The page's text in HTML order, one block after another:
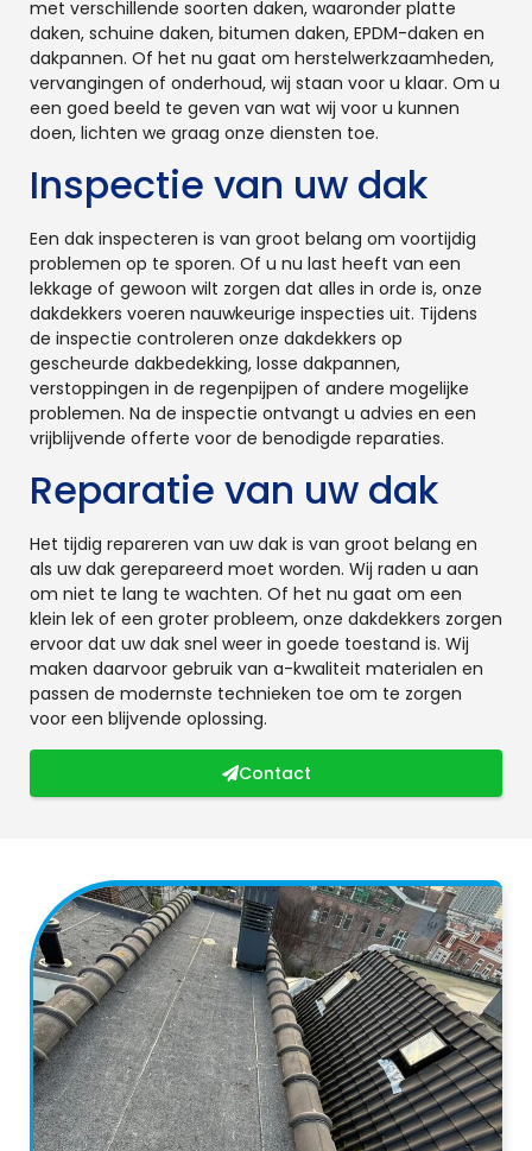
met verschillende soorten daken, waaronder platte
daken, schuine daken, bitumen daken, EPDM-daken en
dakpannen. Of het nu gaat om herstelwerkzaamheden,
vervangingen of onderhoud, wij staan voor u klaar. Om u
een goed beeld te geven van wat wij voor u kunnen
doen, lichten we graag onze diensten toe.
Inspectie van uw dak
Een dak inspecteren is van groot belang om voortijdig
problemen op te sporen. Of u nu last heeft van een
lekkage of gewoon wilt zorgen dat alles in orde is, onze
dakdekkers voeren nauwkeurige inspecties uit. Tijdens
de inspectie controleren onze dakdekkers op
gescheurde dakbedekking, losse dakpannen,
verstoppingen in de regenpijpen of andere mogelijke
problemen. Na de inspectie ontvangt u advies en een
vrijblijvende offerte voor de benodigde reparaties.
Reparatie van uw dak
Het tijdig repareren van uw dak is van groot belang en
als uw dak gerepareerd moet worden. Wij raden u aan
om niet te lang te wachten. Of het nu gaat om een
klein lek of een groter probleem, onze dakdekkers zorgen
ervoor dat uw dak snel weer in goede toestand is. Wij
maken daarvoor gebruik van a-kwaliteit materialen en
passen de modernste technieken toe om te zorgen
voor een blijvende oplossing.
Contact